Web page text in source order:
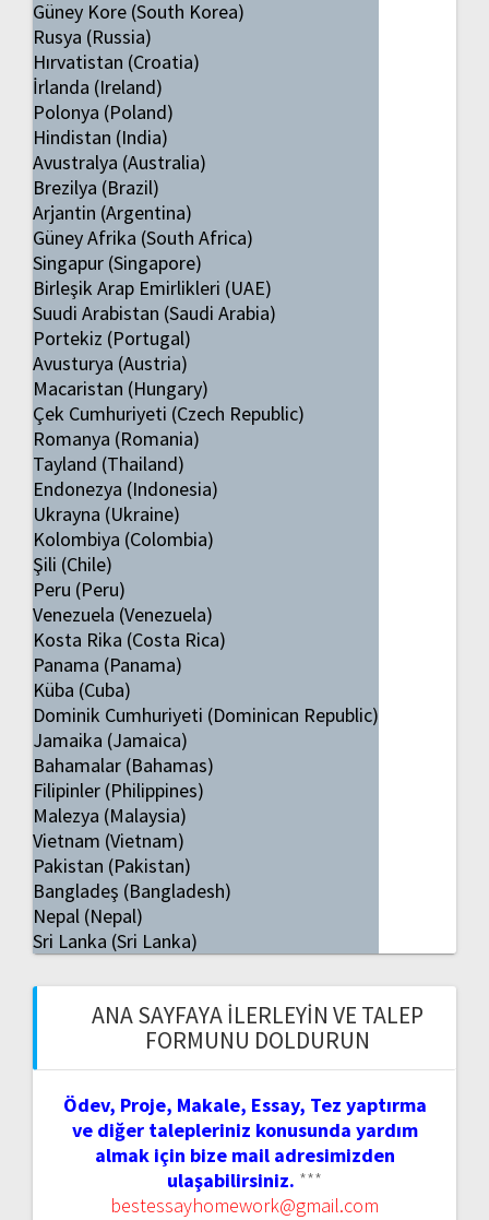
Güney Kore (South Korea)
Rusya (Russia)
Hırvatistan (Croatia)
İrlanda (Ireland)
Polonya (Poland)
Hindistan (India)
Avustralya (Australia)
Brezilya (Brazil)
Arjantin (Argentina)
Güney Afrika (South Africa)
Singapur (Singapore)
Birleşik Arap Emirlikleri (UAE)
Suudi Arabistan (Saudi Arabia)
Portekiz (Portugal)
Avusturya (Austria)
Macaristan (Hungary)
Çek Cumhuriyeti (Czech Republic)
Romanya (Romania)
Tayland (Thailand)
Endonezya (Indonesia)
Ukrayna (Ukraine)
Kolombiya (Colombia)
Şili (Chile)
Peru (Peru)
Venezuela (Venezuela)
Kosta Rika (Costa Rica)
Panama (Panama)
Küba (Cuba)
Dominik Cumhuriyeti (Dominican Republic)
Jamaika (Jamaica)
Bahamalar (Bahamas)
Filipinler (Philippines)
Malezya (Malaysia)
Vietnam (Vietnam)
Pakistan (Pakistan)
Bangladeş (Bangladesh)
Nepal (Nepal)
Sri Lanka (Sri Lanka)
ANA SAYFAYA İLERLEYIN VE TALEP
FORMUNU DOLDURUN
Ödev, Proje, Makale, Essay, Tez yaptırma
ve diğer talepleriniz konusunda yardım
almak için bize mail adresimizden
ulaşabilirsiniz. ***
bestessayhomework@gmail.com